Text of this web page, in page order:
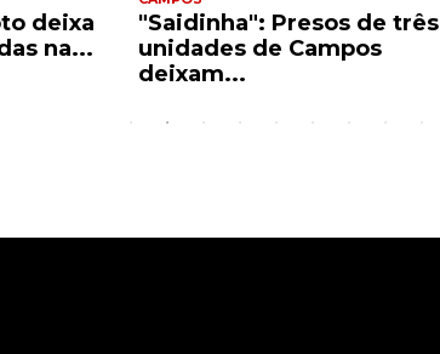
deixa
na...
"Saidinha": Presos de três
unidades de Campos
deixam...